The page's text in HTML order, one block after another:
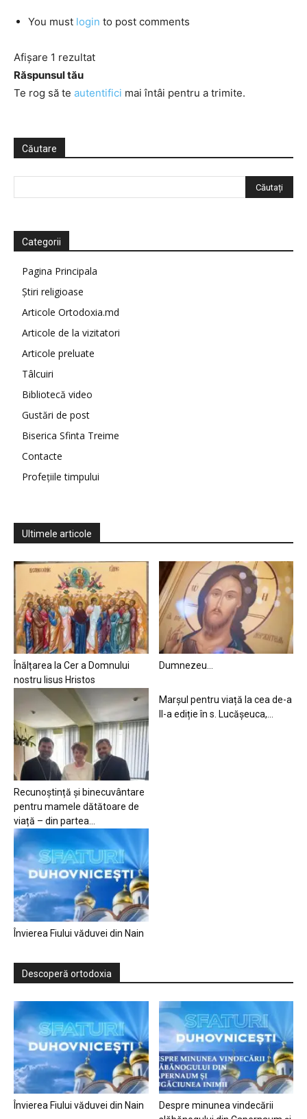
You must login to post comments
Afișare 1 rezultat
Răspunsul tău
Te rog să te autentifici mai întâi pentru a trimite.
Căutare
Categorii
Pagina Principala
Știri religioase
Articole Ortodoxia.md
Articole de la vizitatori
Articole preluate
Tâlcuiri
Bibliotecă video
Gustări de post
Biserica Sfinta Treime
Contacte
Profețiile timpului
Ultimele articole
Înălțarea la Cer a Domnului
nostru Iisus Hristos
Dumnezeu…
Recunoștință și binecuvântare
pentru mamele dătătoare de
viață – din partea...
Marșul pentru viață la cea de-a
II-a ediție în s. Lucășeuca,...
Învierea Fiului văduvei din Nain
Descoperă ortodoxia
Învierea Fiului văduvei din Nain
Despre minunea vindecării